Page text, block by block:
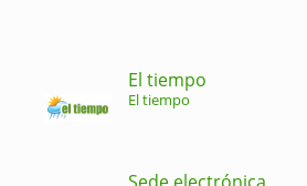
El tiempo
El tiempo